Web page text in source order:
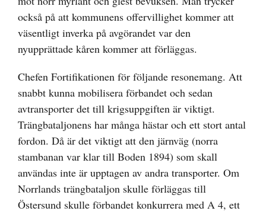
också på att kommunens offervillighet kommer att
väsentligt inverka på avgörandet var den
nyupprättade kåren kommer att förläggas.
Chefen Fortifikationen för följande resonemang. Att
snabbt kunna mobilisera förbandet och sedan
avtransporter det till krigsuppgiften är viktigt.
Trängbataljonens har många hästar och ett stort antal
fordon. Då är det viktigt att den järnväg (norra
stambanan var klar till Boden 1894) som skall
användas inte är upptagen av andra transporter. Om
Norrlands trängbataljon skulle förläggas till
Östersund skulle förbandet konkurrera med A 4, ett